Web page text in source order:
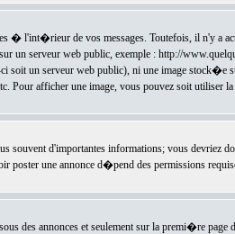
� l'int�rieur de vos messages. Toutefois, il n'y a
un serveur web public, exemple : http://
soit un serveur web public), ni une image stock�e
Pour afficher une image, vous pouvez soit
souvent d'importantes informations; vous devriez
une annonce d�pend des permissions
des annonces et seulement sur la premi�re